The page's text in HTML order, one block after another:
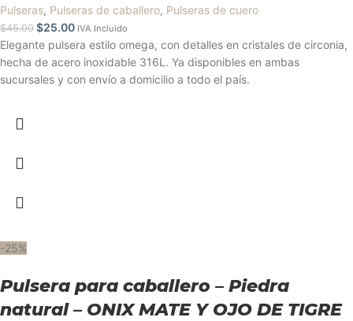
Pulseras, Pulseras de caballero, Pulseras de cuero
$45.00 $25.00 IVA Incluido
Elegante pulsera estilo omega, con detalles en cristales de circonia,
hecha de acero inoxidable 316L. Ya disponibles en ambas
sucursales y con envío a domicilio a todo el país.
-25%
Pulsera para caballero – Piedra
natural – ONIX MATE Y OJO DE TIGRE